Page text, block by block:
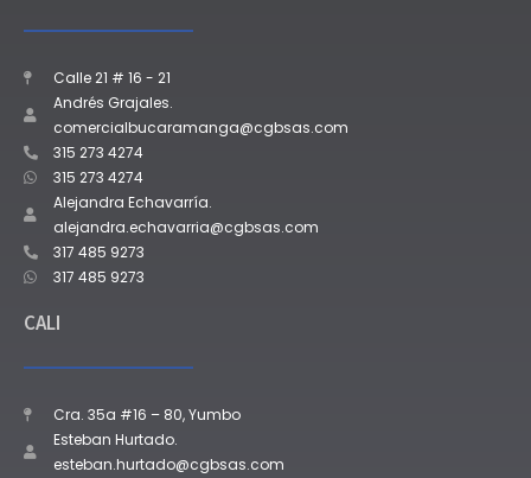
Calle 21 # 16 - 21
Andrés Grajales.
comercialbucaramanga@cgbsas.com
315 273 4274
315 273 4274
Alejandra Echavarría.
alejandra.echavarria@cgbsas.com
317 485 9273
317 485 9273
CALI
Cra. 35a #16 – 80, Yumbo
Esteban Hurtado.
esteban.hurtado@cgbsas.com